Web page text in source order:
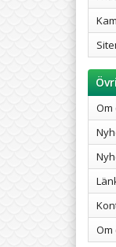
Om
Om